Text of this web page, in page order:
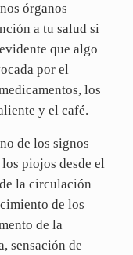
órganos
a tu salud si
que algo
por el
los
y el café.
de los signos
piojos desde el
la circulación
de los
de la
sensación de